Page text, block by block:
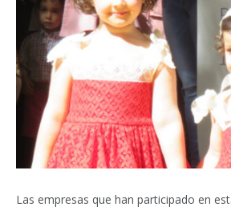
Las empresas que han participado en